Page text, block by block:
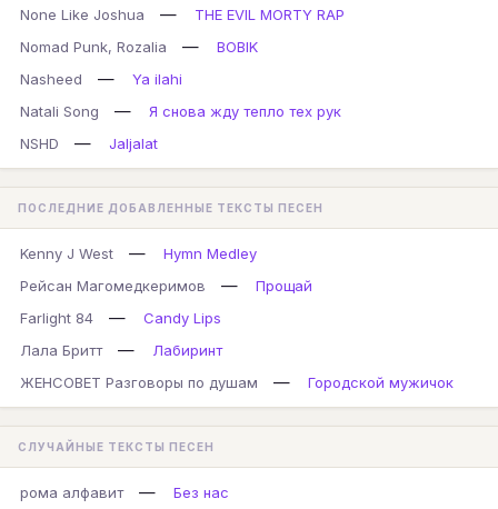
None Like Joshua
—
THE EVIL MORTY RAP
Nomad Punk, Rozalia
—
BOBIK
Nasheed
—
Ya ilahi
Natali Song
—
Я снова жду тепло тех рук
NSHD
— Jaljalat
ПОСЛЕДНИЕ ДОБАВЛЕННЫЕ ТЕКСТЫ ПЕСЕН
Kenny J West —
Hymn Medley
Рейсан Магомедкеримов
—
Прощай
Farlight 84
—
Candy Lips
Лала Бритт
—
Лабиринт
ЖЕНСОВЕТ Разговоры по душам
— Городской мужичок
СЛУЧАЙНЫЕ ТЕКСТЫ ПЕСЕН
рома алфавит — Без нас